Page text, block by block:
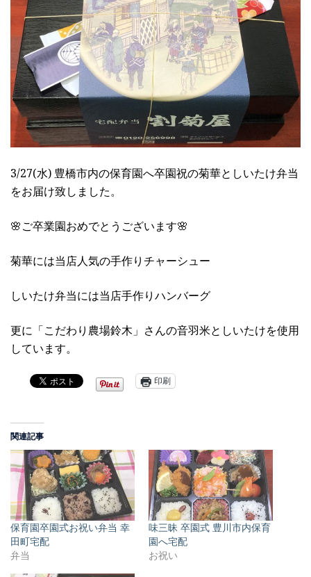
3/27(水) 豊橋市内の保育園へ卒園祝の菊華としいたけ弁当
をお届け致しました。
🌸ご卒業園おめでとうございます🌸
菊華には当店人気の手作りチャーシュー
しいたけ弁当には当店手作りハンバーグ
更に「こだわり農場鈴木」さんの音羽米としいたけを使用
しています。
印刷
関連記事
保育園卒園式お祝い弁当 幸
田町宅配
弁当
味三昧 卒園式 豊川市内保育
園へ宅配
お祝い